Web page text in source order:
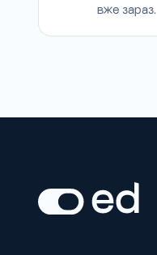
вже зараз.